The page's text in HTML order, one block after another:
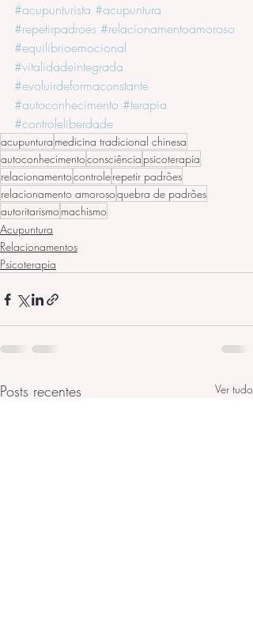
#acupunturista #acupuntura
#repetirpadroes #relacionamentoamoroso
#equilibrioemocional
#vitalidadeintegrada
#evoluirdeformaconstante
#autoconhecimento #terapia
#controleliberdade
acupuntura medicina tradicional chinesa
autoconhecimentoconsciência psicoterapia
relacionamentocontrolerepetir padrões
relacionamento amorosoquebra de padrões
autoritarismomachismo
Acupuntura
Relacionamentos
Psicoterapia
Posts recentes Ver tudo